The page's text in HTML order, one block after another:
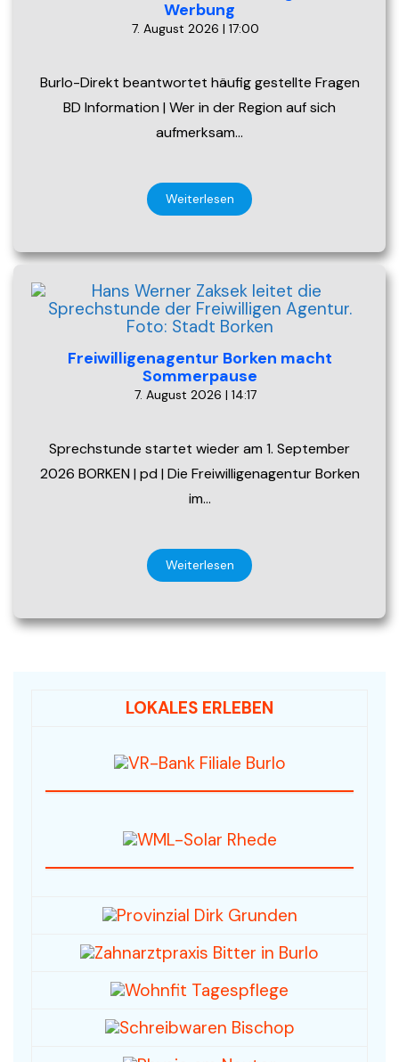
Werbung
7. August 2026 | 17:00
Burlo-Direkt beantwortet häufig gestellte Fragen
BD Information | Wer in der Region auf sich
aufmerksam…
Weiterlesen
Freiwilligenagentur Borken macht
Sommerpause
7. August 2026 | 14:17
Sprechstunde startet wieder am 1. September
2026 BORKEN | pd | Die Freiwilligenagentur Borken
im…
Weiterlesen
LOKALES ERLEBEN